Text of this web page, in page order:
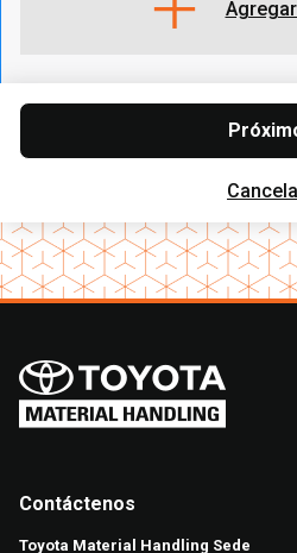
Contáctenos
Toyota Material Handling Sede